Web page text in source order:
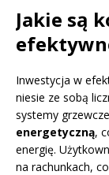
Jakie są
Inwestycja w
niesie ze sobą
systemy
energetyczną,
energię.
na rachunkach,